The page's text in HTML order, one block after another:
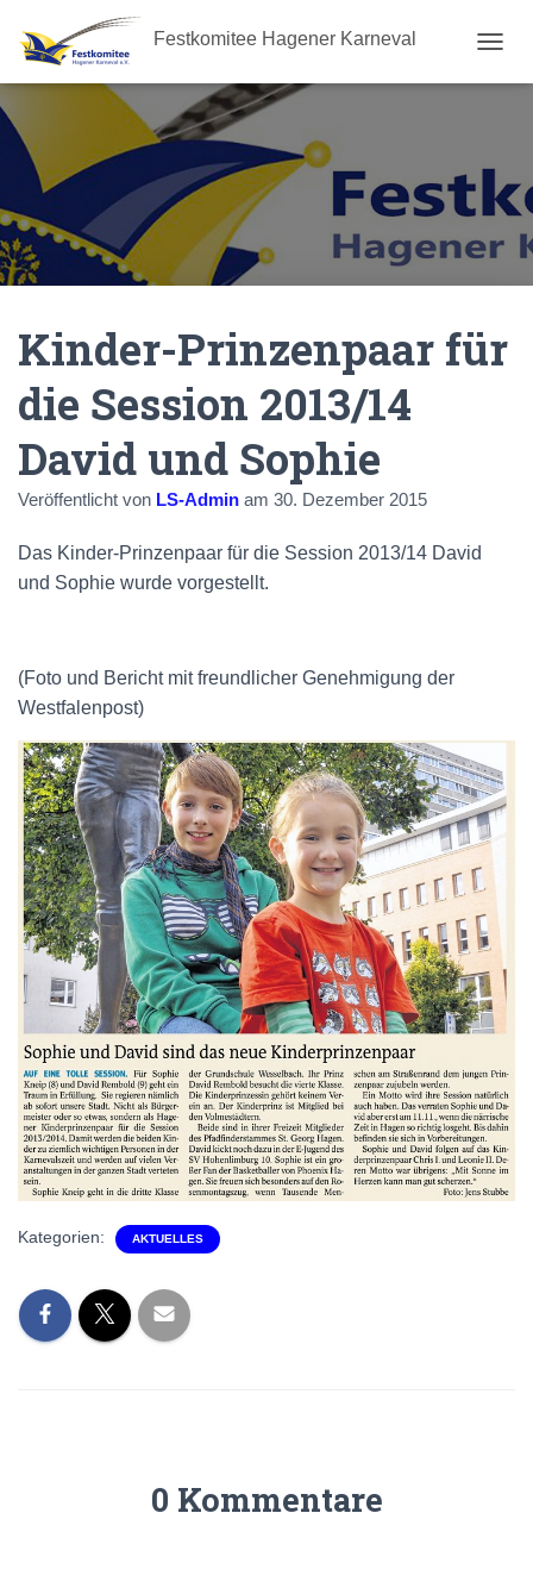
Festkomitee Hagener Karneval
A
A
T
I
O
N
U
Kinder-Prinzenpaar für
die Session 2013/14
David und Sophie
Veröffentlicht von LS-Admin am 30. Dezember 2015
Das Kinder-Prinzenpaar für die Session 2013/14 David
und Sophie wurde vorgestellt.
(Foto und Bericht mit freundlicher Genehmigung der
Westfalenpost)
Kategorien: AKTUELLES
0 Kommentare